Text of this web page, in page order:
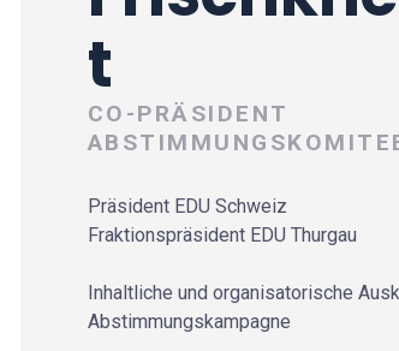
t
CO-PRÄSIDENT
Präsident EDU Schweiz
Fraktionspräsident EDU Thurgau
Inhaltliche und organisatorische
Abstimmungskampagne